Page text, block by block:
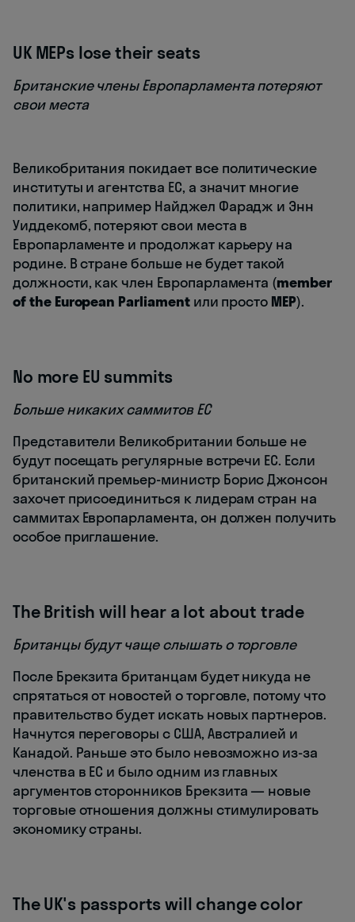
UK MEPs lose their seats
Британские члены Европарламента потеряют
свои места
Великобритания покидает все политические
институты и агентства ЕС, а значит многие
политики, например Найджел Фарадж и Энн
Уиддекомб, потеряют свои места в
Европарламенте и продолжат карьеру на
родине. В стране больше не будет такой
должности, как член Европарламента (member
of the European Parliamentили просто MEP).
No more EU summits
Больше никаких саммитов ЕС
Представители Великобритании больше не
будут посещать регулярные встречи ЕС. Если
британский премьер-министр Борис Джонсон
захочет присоединиться к лидерам стран на
саммитах Европарламента, он должен получить
особое приглашение.
The British will hear a lot about trade
Британцы будут чаще слышать о торговле
После Брекзита британцам будет никуда не
спрятаться от новостей о торговле, потому что
правительство будет искать новых партнеров.
Начнутся переговоры с США, Австралией и
Канадой. Раньше это было невозможно из-за
членства в ЕС и было одним из главных
аргументов сторонников Брекзита — новые
торговые отношения должны стимулировать
экономику страны.
The UK's passports will change color